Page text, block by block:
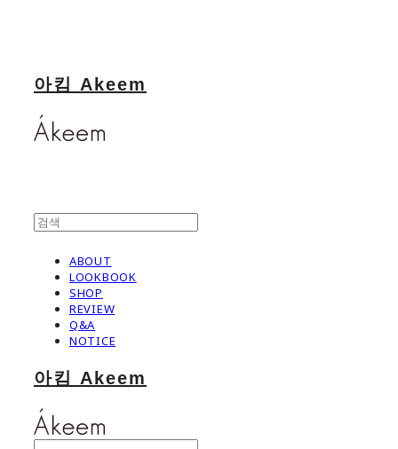
아킴 Akeem
ABOUT
LOOKBOOK
SHOP
REVIEW
Q&A
NOTICE
아킴 Akeem